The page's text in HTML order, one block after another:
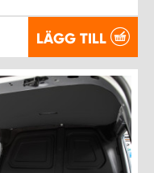
LÄGG TILL